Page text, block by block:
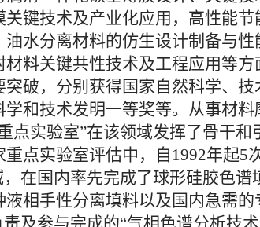
键技术及产业化应用，高性能节
水分离材料的仿生设计制备与性
料关键共性技术及工程应用等方
破，分别获得国家自然科学、技
和技术发明一等奖等。从事材料
点实验室”在该领域发挥了骨干和
点实验室评估中，自1992年起5
在国内率先完成了球形硅胶色谱
相手性分离填料以及国内急需的
及参与完成的“气相色谱分析技术